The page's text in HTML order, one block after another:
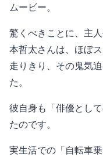
ムービー。
驚くべきことに、主
本哲太さんは、ほぼ
走りきり、その鬼気
た。
彼自身も「俳優とし
たのです。
実生活での「自転車